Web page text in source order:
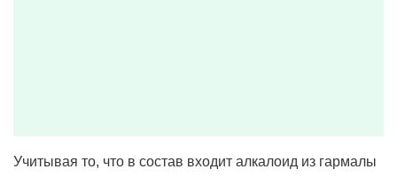
Учитывая то, что в состав входит алкалоид из гармалы